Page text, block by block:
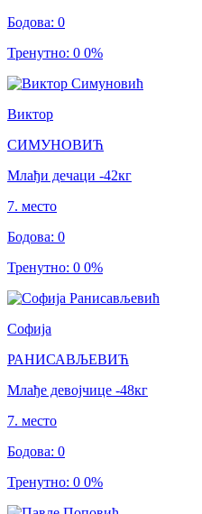
Бодова: 0
Тренутно: 0 0%
Виктор
СИМУНОВИЋ
Млађи дечаци -42кг
7. место
Бодова: 0
Тренутно: 0 0%
Софија
РАНИСАВЉЕВИЋ
Млађе девојчице -48кг
7. место
Бодова: 0
Тренутно: 0 0%